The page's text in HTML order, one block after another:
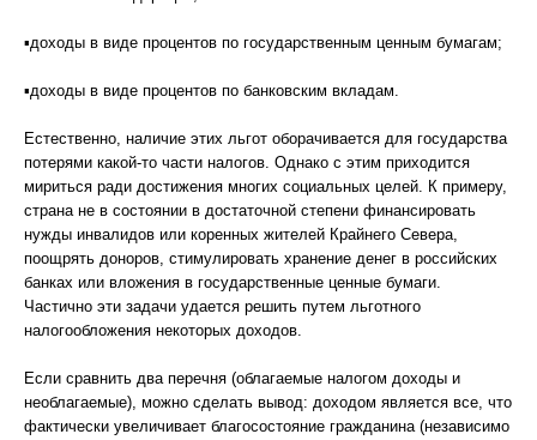
▪доходы в виде процентов по государственным ценным бумагам;
▪доходы в виде процентов по банковским вкладам.
Естественно, наличие этих льгот оборачивается для государства
потерями какой-то части налогов. Однако с этим приходится
мириться ради достижения многих социальных целей. К примеру,
страна не в состоянии в достаточной степени финансировать
нужды инвалидов или коренных жителей Крайнего Севера,
поощрять доноров, стимулировать хранение денег в российских
банках или вложения в государственные ценные бумаги.
Частично эти задачи удается решить путем льготного
налогообложения некоторых доходов.
Если сравнить два перечня (облагаемые налогом доходы и
необлагаемые), можно сделать вывод: доходом является все, что
фактически увеличивает благосостояние гражданина (независимо